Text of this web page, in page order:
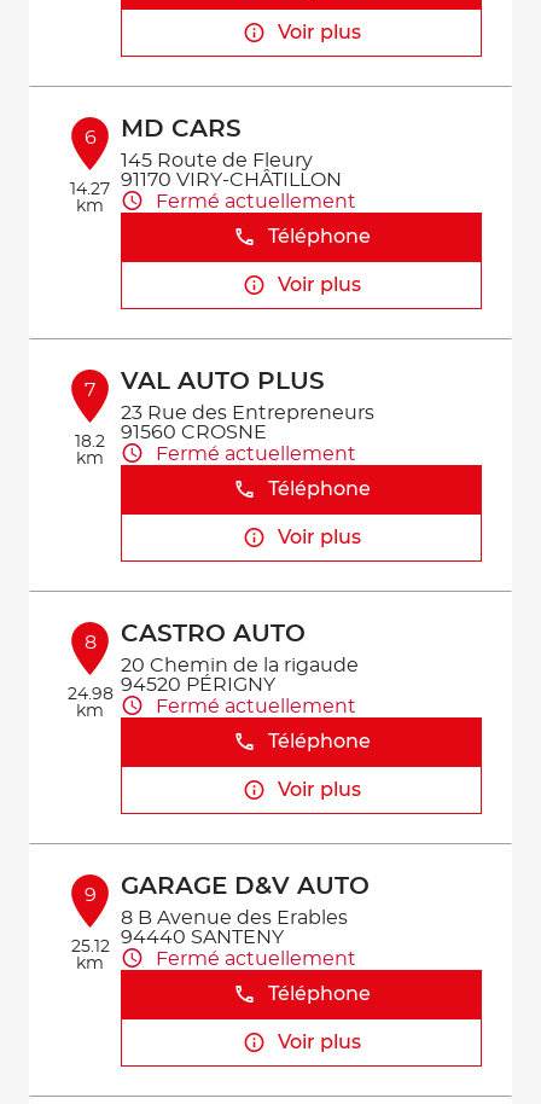
Voir plus
6
14.27
km
MD CARS
145 Route de Fleury
91170 VIRY-CHÂTILLON
Fermé actuellement
Téléphone
Voir plus
7
18.2
km
VAL AUTO PLUS
23 Rue des Entrepreneurs
91560 CROSNE
Fermé actuellement
Téléphone
Voir plus
8
24.98
km
CASTRO AUTO
20 Chemin de la rigaude
94520 PÉRIGNY
Fermé actuellement
Téléphone
Voir plus
9
25.12
km
GARAGE D&V AUTO
8 B Avenue des Erables
94440 SANTENY
Fermé actuellement
Téléphone
Voir plus